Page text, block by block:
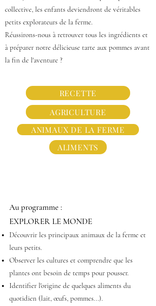
collective, les enfants deviendront de véritables
petits explorateurs de la ferme.
Réussirons-nous à retrouver tous les ingrédients et
à préparer notre délicieuse tarte aux pommes avant
la fin de l'aventure ?
RECETTE
AGRICULTURE
ANIMAUX DE LA FERME
ALIMENTS
Au programme :
EXPLORER LE MONDE
Découvrir les principaux animaux de la ferme et
leurs petits.
Observer les cultures et comprendre que les
plantes ont besoin de temps pour pousser.
Identifier l'origine de quelques aliments du
quotidien (lait, œufs, pommes...).